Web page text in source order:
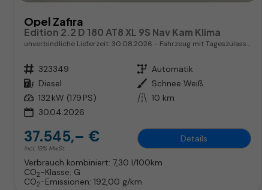
Opel Zafira
Edition 2.2 D 180 AT8 XL 9S Nav Kam Klima
unverbindliche Lieferzeit:30.08.2026 Fahrzeug mit Tageszulassung
Fahrzeugnr. 323349 Getriebe Automatik
Kraftstoff Diesel Außenfarbe Schnee Weiß
Leistung 132 kW (179 PS) Kilometerstand 10 km
30.04.2026
37.545,– €
incl. 19% MwSt.
Details
Verbrauch kombiniert: 7,30 l/100km
CO2-Klasse: G
CO2-Emissionen: 192,00 g/km